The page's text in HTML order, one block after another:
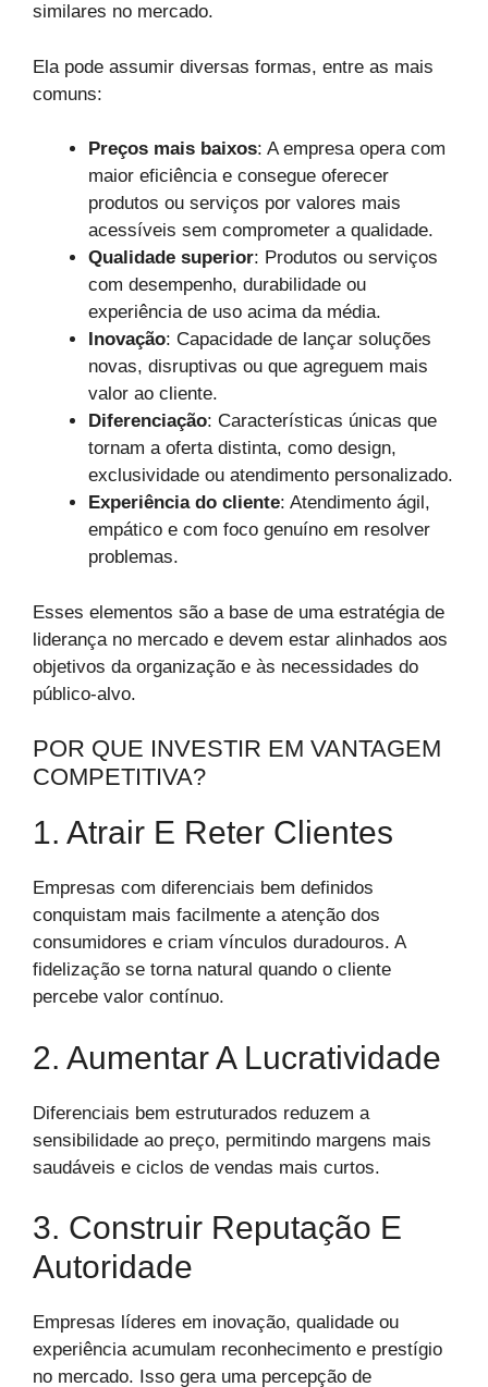
similares no mercado.
Ela pode assumir diversas formas, entre as mais
comuns:
Preços mais baixos: A empresa opera com
maior eficiência e consegue oferecer
produtos ou serviços por valores mais
acessíveis sem comprometer a qualidade.
Qualidade superior: Produtos ou serviços
com desempenho, durabilidade ou
experiência de uso acima da média.
Inovação: Capacidade de lançar soluções
novas, disruptivas ou que agreguem mais
valor ao cliente.
Diferenciação: Características únicas que
tornam a oferta distinta, como design,
exclusividade ou atendimento personalizado.
Experiência do cliente: Atendimento ágil,
empático e com foco genuíno em resolver
problemas.
Esses elementos são a base de uma estratégia de
liderança no mercado e devem estar alinhados aos
objetivos da organização e às necessidades do
público-alvo.
POR QUE INVESTIR EM VANTAGEM
COMPETITIVA?
1. Atrair E Reter Clientes
Empresas com diferenciais bem definidos
conquistam mais facilmente a atenção dos
consumidores e criam vínculos duradouros. A
fidelização se torna natural quando o cliente
percebe valor contínuo.
2. Aumentar A Lucratividade
Diferenciais bem estruturados reduzem a
sensibilidade ao preço, permitindo margens mais
saudáveis e ciclos de vendas mais curtos.
3. Construir Reputação E
Autoridade
Empresas líderes em inovação, qualidade ou
experiência acumulam reconhecimento e prestígio
no mercado. Isso gera uma percepção de